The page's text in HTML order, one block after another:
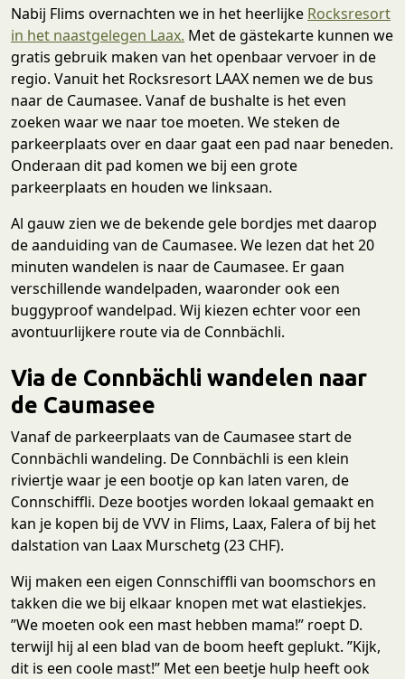
Nabij Flims overnachten we in het heerlijke Rocksresort
in het naastgelegen Laax. Met de gästekarte kunnen we
gratis gebruik maken van het openbaar vervoer in de
regio. Vanuit het Rocksresort LAAX nemen we de bus
naar de Caumasee. Vanaf de bushalte is het even
zoeken waar we naar toe moeten. We steken de
parkeerplaats over en daar gaat een pad naar beneden.
Onderaan dit pad komen we bij een grote
parkeerplaats en houden we linksaan.
Al gauw zien we de bekende gele bordjes met daarop
de aanduiding van de Caumasee. We lezen dat het 20
minuten wandelen is naar de Caumasee. Er gaan
verschillende wandelpaden, waaronder ook een
buggyproof wandelpad. Wij kiezen echter voor een
avontuurlijkere route via de Connbächli.
Via de Connbächli wandelen naar
de Caumasee
Vanaf de parkeerplaats van de Caumasee start de
Connbächli wandeling. De Connbächli is een klein
riviertje waar je een bootje op kan laten varen, de
Connschiffli. Deze bootjes worden lokaal gemaakt en
kan je kopen bij de VVV in Flims, Laax, Falera of bij het
dalstation van Laax Murschetg (23 CHF).
Wij maken een eigen Connschiffli van boomschors en
takken die we bij elkaar knopen met wat elastiekjes.
”We moeten ook een mast hebben mama!” roept D.
terwijl hij al een blad van de boom heeft geplukt. ”Kijk,
dit is een coole mast!” Met een beetje hulp heeft ook